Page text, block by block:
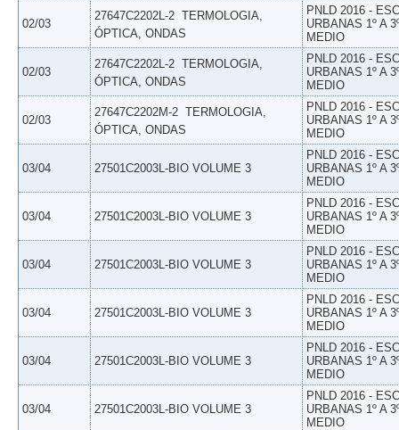
02/03
27647C2202L-2  TERMOLOGIA,
ÓPTICA, ONDAS
PNLD 2016 -
URBANAS 1º A
MEDIO
02/03
27647C2202L-2  TERMOLOGIA,
ÓPTICA, ONDAS
PNLD 2016 -
URBANAS 1º A
MEDIO
02/03
27647C2202M-2  TERMOLOGIA,
ÓPTICA, ONDAS
PNLD 2016 -
URBANAS 1º A
MEDIO
03/04 27501C2003L-BIO VOLUME 3
PNLD 2016 -
URBANAS 1º A
MEDIO
03/04 27501C2003L-BIO VOLUME 3
PNLD 2016 -
URBANAS 1º A
MEDIO
03/04 27501C2003L-BIO VOLUME 3
PNLD 2016 -
URBANAS 1º A
MEDIO
03/04 27501C2003L-BIO VOLUME 3
PNLD 2016 -
URBANAS 1º A
MEDIO
03/04 27501C2003L-BIO VOLUME 3
PNLD 2016 -
URBANAS 1º A
MEDIO
03/04 27501C2003L-BIO VOLUME 3
PNLD 2016 -
URBANAS 1º A
MEDIO